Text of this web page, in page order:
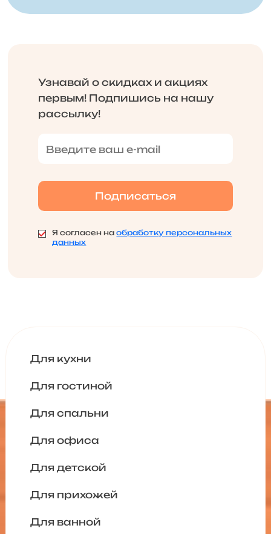
Узнавай о скидках и акциях
первым! Подпишись на нашу
рассылку!
Я согласен наобработку персональных
данных
Для кухни
Для гостиной
Для спальни
Для офиса
Для детской
Для прихожей
Для ванной